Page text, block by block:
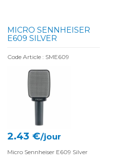
MICRO SENNHEISER
E609 SILVER
Code Article : SME609
2.43 €/jour
Micro Sennheiser E609 Silver